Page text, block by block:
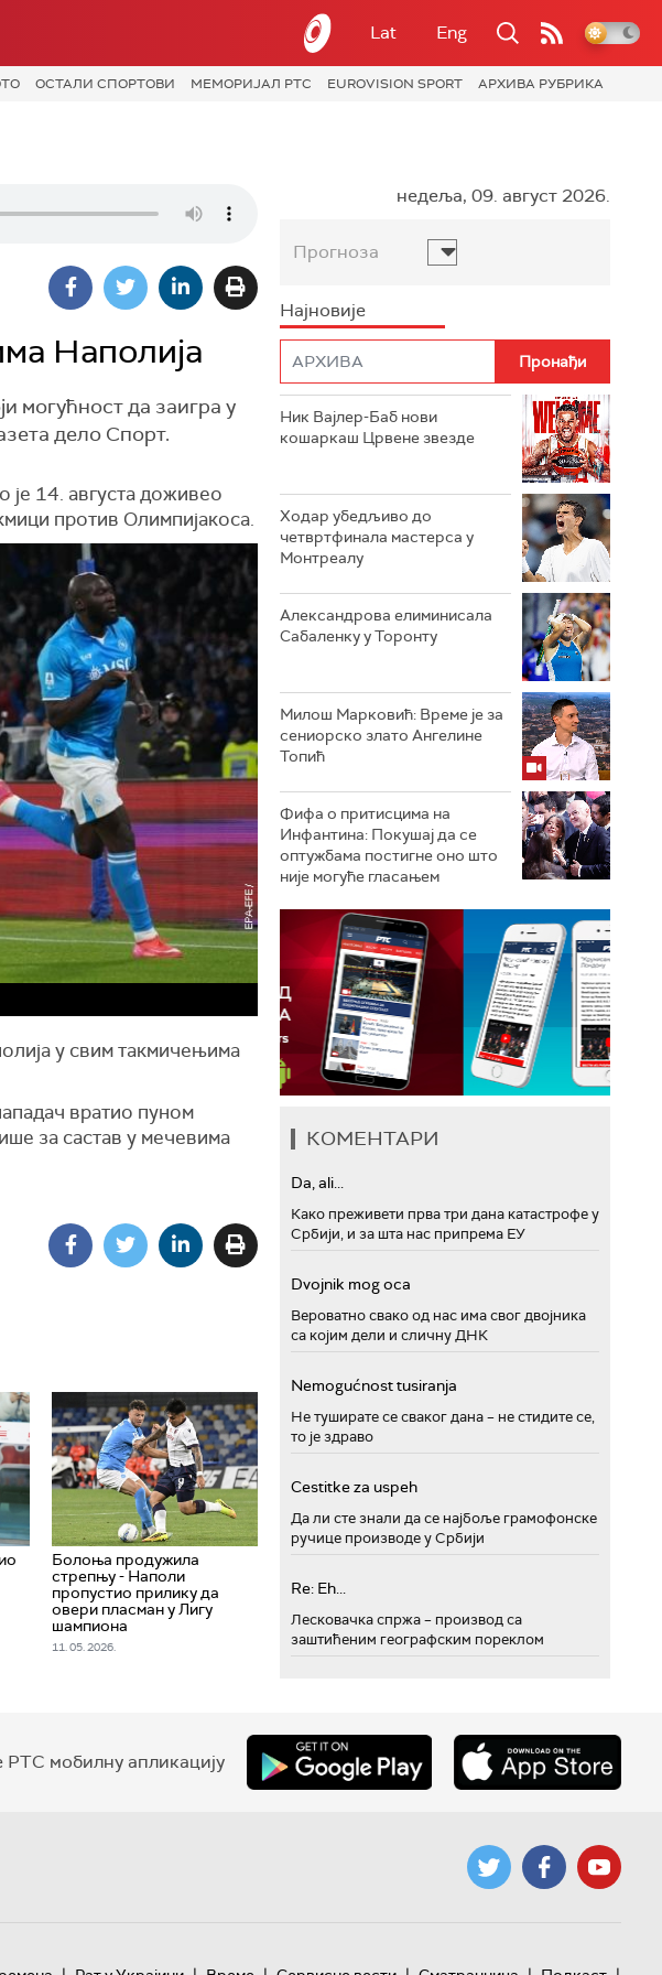
Lat Eng
ОСТАЛИ СПОРТОВИ МЕМОРИЈАЛ РТС EUROVISION SPORT АРХИВА РУБРИКА
Наполија
могућност да заигра у
дело Спорт.
је 14. августа доживео
против Олимпијакоса.
у свим такмичењима
вратио пуном
за састав у мечевима
Болоња продужила
стрепњу - Наполи
пропустио прилику да
овери пласман у Лигу
шампиона
11. 05. 2026.
недеља, 09. август 2026.
Прогноза
Најновије
Ник Вајлер-Баб нови
кошаркаш Црвене звезде
Ходар убедљиво до
четвртфинала мастерса у
Монтреалу
Александрова елиминисала
Сабаленку у Торонту
Милош Марковић: Време је за
сениорско злато Ангелине
Топић
Фифа о притисцима на
Инфантина: Покушај да се
оптужбама постигне оно што
није могуће гласањем
КОМЕНТАРИ
Da, ali...
Како преживети прва три дана катастрофе у
Србији, и за шта нас припрема ЕУ
Dvojnik mog oca
Вероватно свако од нас има свог двојника
са којим дели и сличну ДНК
Nemogućnost tusiranja
Не туширате се сваког дана – не стидите се,
то је здраво
Cestitke za uspeh
Да ли сте знали да се најбоље грамофонске
ручице производе у Србији
Re: Eh...
Лесковачка спржа – производ са
заштићеним географским пореклом
РТС мобилну апликацију